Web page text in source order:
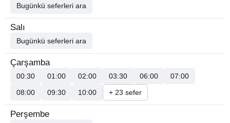
Bugünkü seferleri ara
Salı
Bugünkü seferleri ara
Çarşamba
00:30 01:00 02:00 03:30 06:00
07:00
08:00
09:30 10:00 + 23 sefer
Perşembe